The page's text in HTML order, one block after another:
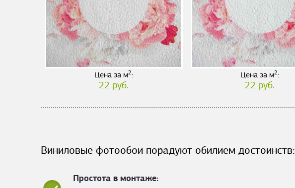
Цена за м2:
22 руб.
Цена за м2:
22 руб.
Виниловые фотообои порадуют обилием достоинств:
Простота в монтаже: